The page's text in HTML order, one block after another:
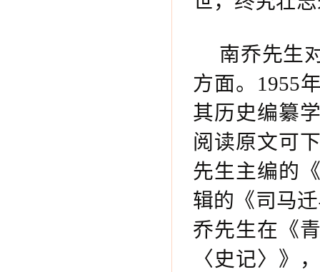
南乔先生
方面。1955
其历史编纂
阅读原文可
先生主编的
辑的《司马
乔先生在《
〈史记〉》